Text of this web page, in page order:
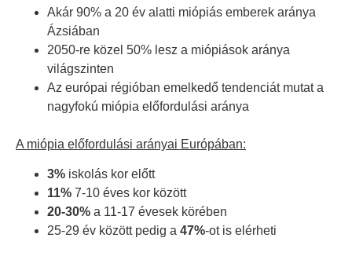
Akár 90% a 20 év alatti miópiás emberek aránya
Ázsiában
2050-re közel 50% lesz a miópiások aránya
világszinten
Az európai régióban emelkedő tendenciát mutat a
nagyfokú miópia előfordulási aránya
A miópia előfordulási arányai Európában:
3% iskolás kor előtt
11% 7-10 éves kor között
20-30% a 11-17 évesek körében
25-29 év között pedig a 47%-ot is elérheti